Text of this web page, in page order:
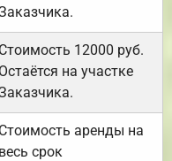
Стоимость 12000 руб.
Остаётся на участке
Стоимость аренды на
весь срок